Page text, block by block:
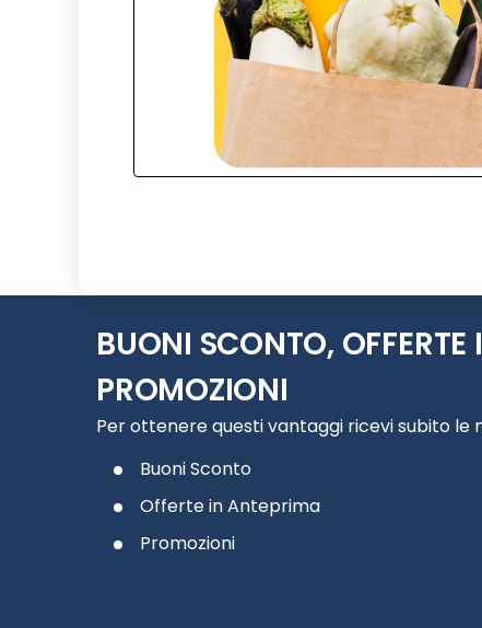
BUONI SCONTO,
PROMOZIONI
Per ottenere questi vantaggi ricevi subito le
Buoni Sconto
Offerte in Anteprima
Promozioni